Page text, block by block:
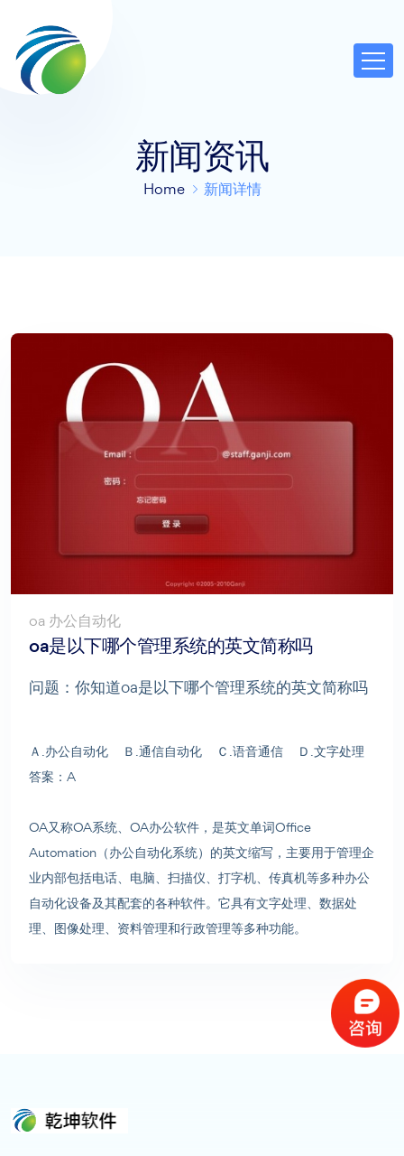
新闻资讯
Home 新闻详情
oa 办公自动化
oa是以下哪个管理系统的英文简称吗
问题：你知道oa是以下哪个管理系统的英文简称吗
Ａ.办公自动化 Ｂ.通信自动化 Ｃ.语音通信 Ｄ.文字处理
答案：A
OA又称OA系统、OA办公软件，是英文单词Office
Automation（办公自动化系统）的英文缩写，主要用于管理企
业内部包括电话、电脑、扫描仪、打字机、传真机等多种办公
自动化设备及其配套的各种软件。它具有文字处理、数据处
理、图像处理、资料管理和行政管理等多种功能。